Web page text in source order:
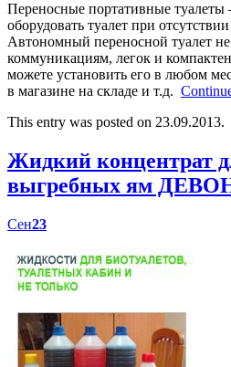
Переносные портативные
оборудовать туалет при
Автономный переносной туалет
коммуникациям, легок и
можете установить его в любом
в магазине на складе и т.д.
This entry was posted on 23.09.2013.
Жидкий концентрат
выгребных ям
Сен23